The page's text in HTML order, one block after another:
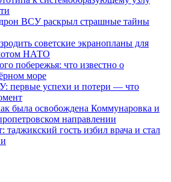
ВСУ раскрыл страшные тайны
советские экранопланы для
НАТО
побережья: что известно о
море
первые успехи и потери — что
была освобождена Коммунаровка и
направлении
гость избил врача и стал